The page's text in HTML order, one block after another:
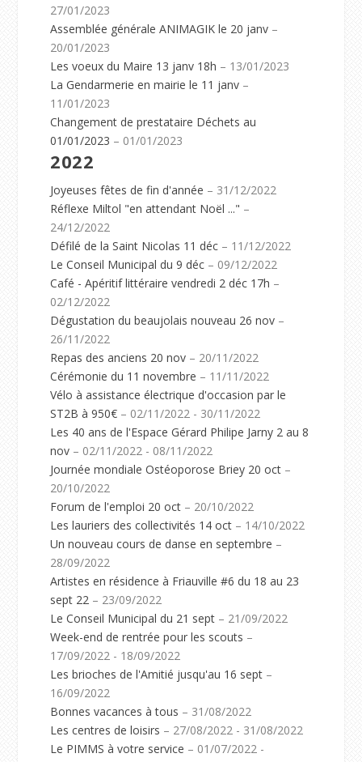
27/01/2023
Assemblée générale ANIMAGIK le 20 janv –
20/01/2023
Les voeux du Maire 13 janv 18h – 13/01/2023
La Gendarmerie en mairie le 11 janv –
11/01/2023
Changement de prestataire Déchets au
01/01/2023 – 01/01/2023
2022
Joyeuses fêtes de fin d'année – 31/12/2022
Réflexe Miltol "en attendant Noël ..." –
24/12/2022
Défilé de la Saint Nicolas 11 déc – 11/12/2022
Le Conseil Municipal du 9 déc – 09/12/2022
Café - Apéritif littéraire vendredi 2 déc 17h –
02/12/2022
Dégustation du beaujolais nouveau 26 nov –
26/11/2022
Repas des anciens 20 nov – 20/11/2022
Cérémonie du 11 novembre – 11/11/2022
Vélo à assistance électrique d'occasion par le
ST2B à 950€ – 02/11/2022 - 30/11/2022
Les 40 ans de l'Espace Gérard Philipe Jarny 2 au 8
nov – 02/11/2022 - 08/11/2022
Journée mondiale Ostéoporose Briey 20 oct –
20/10/2022
Forum de l'emploi 20 oct – 20/10/2022
Les lauriers des collectivités 14 oct – 14/10/2022
Un nouveau cours de danse en septembre –
28/09/2022
Artistes en résidence à Friauville #6 du 18 au 23
sept 22 – 23/09/2022
Le Conseil Municipal du 21 sept – 21/09/2022
Week-end de rentrée pour les scouts –
17/09/2022 - 18/09/2022
Les brioches de l'Amitié jusqu'au 16 sept –
16/09/2022
Bonnes vacances à tous – 31/08/2022
Les centres de loisirs – 27/08/2022 - 31/08/2022
Le PIMMS à votre service – 01/07/2022 -